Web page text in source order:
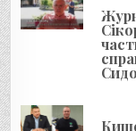
с
і
в